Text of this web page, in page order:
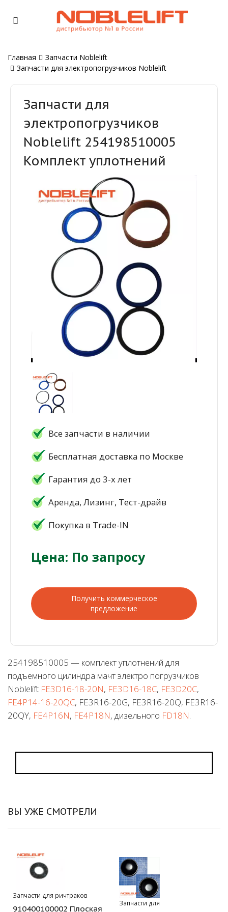
Главная
Запчасти Noblelift
Запчасти для электропогрузчиков Noblelift
Запчасти для
электропогрузчиков
Noblelift 254198510005
Комплект уплотнений
Все запчасти в наличии
Бесплатная доставка по Москве
Гарантия до 3-х лет
Аренда, Лизинг, Тест-драйв
Покупка в Trade-IN
Цена: По запросу
Получить коммерческое
предложение
254198510005 — комплект уплотнений для
подъемного цилиндра мачт электро погрузчиков
Noblelift FE3D16-18-20N, FE3D16-18C, FE3D20C,
FE4P14-16-20QC, FE3R16-20G, FE3R16-20Q, FE3R16-
20QY, FE4P16N, FE4P18N, дизельного FD18N.
ВЫ УЖЕ СМОТРЕЛИ
Запчасти для ричтраков
910400100002 Плоская
Запчасти для